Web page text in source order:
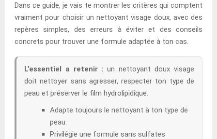
Dans ce guide, je vais te montrer les critères qui comptent
vraiment pour choisir un nettoyant visage doux, avec des
repères simples, des erreurs à éviter et des conseils
concrets pour trouver une formule adaptée à ton cas.
L’essentiel a retenir : un nettoyant doux visage
doit nettoyer sans agresser, respecter ton type de
peau et préserver le film hydrolipidique.
Adapte toujours le nettoyant à ton type de
peau.
Privilégie une formule sans sulfates